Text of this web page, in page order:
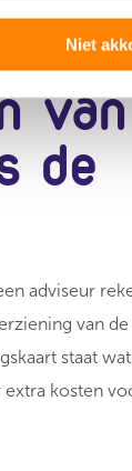
Niet
van
de
adviseur
van
staat
kosten